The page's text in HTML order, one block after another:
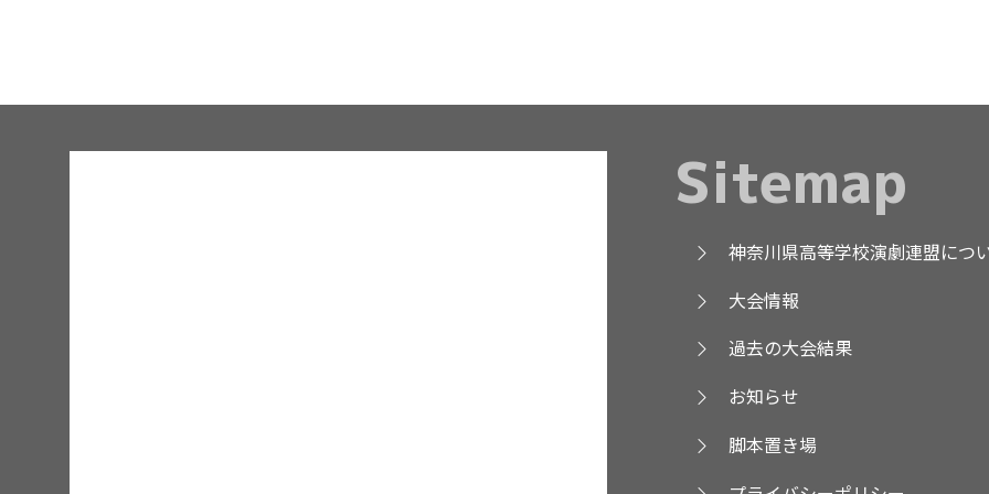
Sitemap
神奈川県高等学校演劇連盟につ
大会情報
過去の大会結果
お知らせ
脚本置き場